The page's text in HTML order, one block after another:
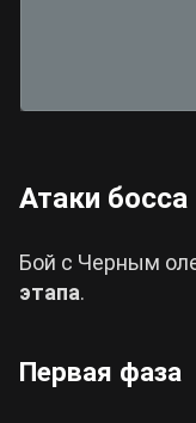
Атаки босса
Бой с Черным
этапа.
Первая фаза